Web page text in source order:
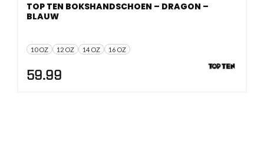
10 OZ 12 OZ 14 OZ 16 OZ
TOP TEN BOKSHANDSCHOEN – DRAGON –
BLAUW
59.99